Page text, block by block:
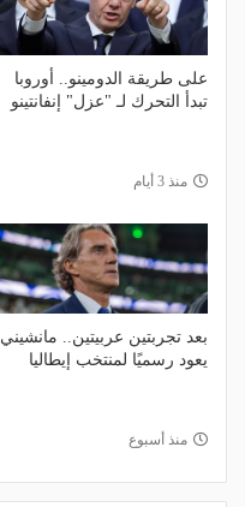
على طريقة الدومينو.. أوروبا
تبدأ التحرك لـ "عزل" إنفانتينو
منذ 3 أيام
بعد تجربتين عربيتين.. مانشيني
يعود رسميًا لمنتخب إيطاليا
منذ أسبوع